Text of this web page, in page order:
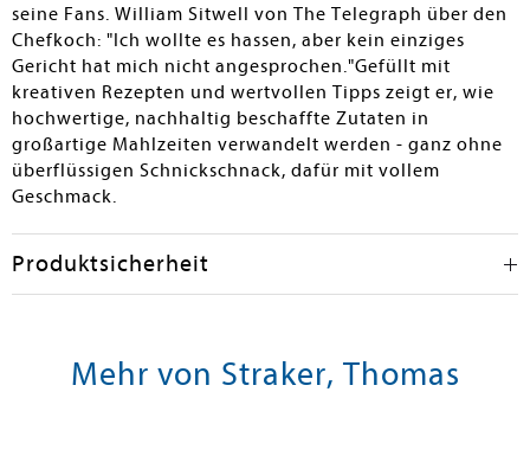
seine Fans. William Sitwell von The Telegraph über den
Chefkoch: "Ich wollte es hassen, aber kein einziges
Gericht hat mich nicht angesprochen."Gefüllt mit
kreativen Rezepten und wertvollen Tipps zeigt er, wie
hochwertige, nachhaltig beschaffte Zutaten in
großartige Mahlzeiten verwandelt werden - ganz ohne
überflüssigen Schnickschnack, dafür mit vollem
Geschmack.
Produktsicherheit
Mehr von Straker, Thomas